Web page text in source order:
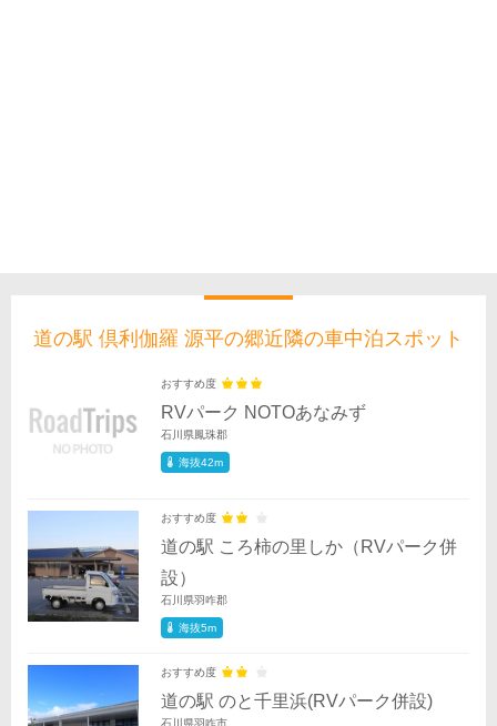
道の駅 倶利伽羅 源平の郷近隣の車中泊スポット
おすすめ度
RVパーク NOTOあなみず
石川県鳳珠郡
海抜42m
おすすめ度
道の駅 ころ柿の里しか（RVパーク併
設）
石川県羽咋郡
海抜5m
おすすめ度
道の駅 のと千里浜(RVパーク併設)
石川県羽咋市